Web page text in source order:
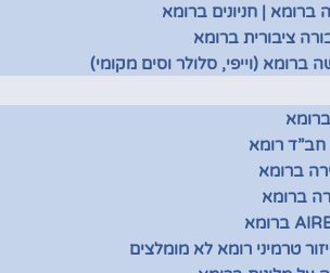
ברומא | חניונים ברומא
ציבורית ברומא
ברומא (וייפי, סלולר וסים מקומי)
חב”ד רומא
ברומא
ברומא
טרמיני רומא לא מומלצים